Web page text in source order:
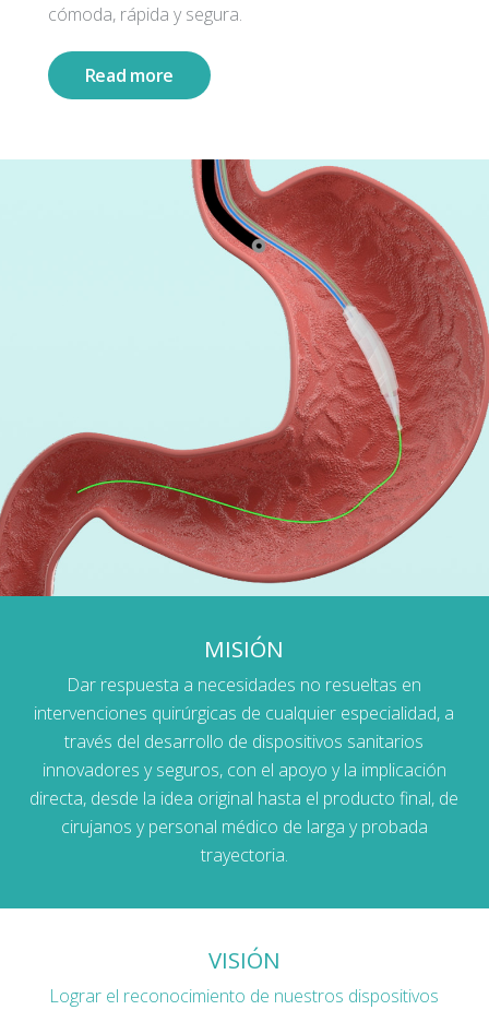
cómoda, rápida y segura.
Read more
MISIÓN
Dar respuesta a necesidades no resueltas en
intervenciones quirúrgicas de cualquier especialidad, a
través del desarrollo de dispositivos sanitarios
innovadores y seguros, con el apoyo y la implicación
directa, desde la idea original hasta el producto final, de
cirujanos y personal médico de larga y probada
trayectoria.
VISIÓN
Lograr el reconocimiento de nuestros dispositivos